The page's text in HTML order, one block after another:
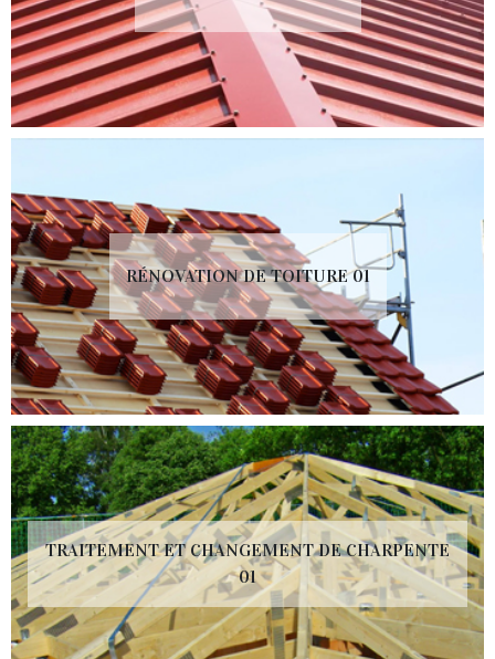
RÉNOVATION DE TOITURE 01
TRAITEMENT ET CHANGEMENT DE CHARPENTE
01